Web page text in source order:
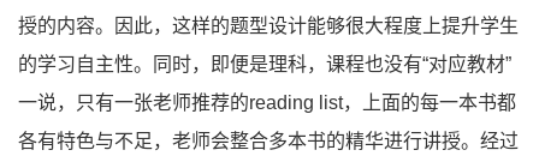
授的内容。因此，这样的题型设计能够很大程度上提升学生
的学习自主性。同时，即便是理科，课程也没有“对应教材”
一说，只有一张老师推荐的reading list，上面的每一本书都
各有特色与不足，老师会整合多本书的精华进行讲授。经过